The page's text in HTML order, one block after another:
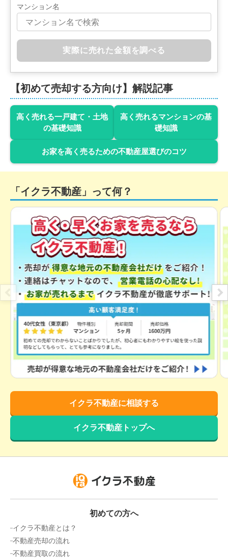
マンション名
実際に売れた金額を調べる
【初めて売却する方向け】解説記事
高く売れる一戸建て・土地
の基礎知識
高く売れるマンションの基
礎知識
お家を高く売るための不動産屋選びのコツ
「イクラ不動産」って何？
イクラ不動産に相談する
イクラ不動産トップへ
初めての方へ
イクラ不動産とは？
不動産売却の流れ
不動産買取の流れ